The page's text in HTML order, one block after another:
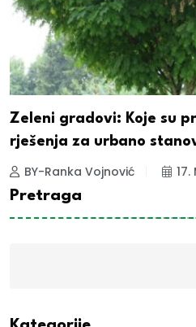
Zeleni gradovi: Koje su
rješenja za urbano
BY-Ranka Vojnović
Pretraga